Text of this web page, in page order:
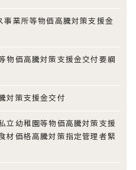
事業所等物価高騰対策支援金
物価高騰対策支援金交付要綱
対策支援金交付
立幼稚園等物価高騰対策支援
材価格高騰対策指定管理者緊